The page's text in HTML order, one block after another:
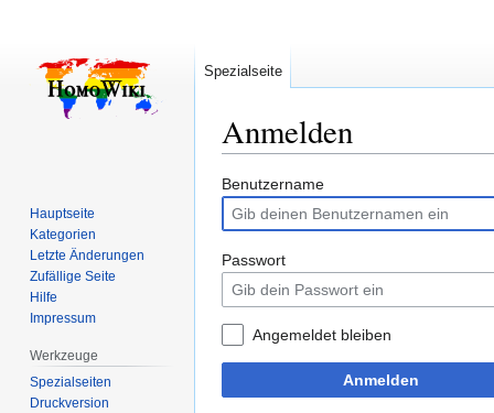
Anmelden
Zur
Navigation
springen
Zur
Suche
springen
Benutzername
Passwort
Angemeldet bleiben
Anmelden
Spezialseite
Hauptseite
Kategorien
Letzte Änderungen
Zufällige Seite
Hilfe
Impressum
Werkzeuge
Spezialseiten
Druckversion